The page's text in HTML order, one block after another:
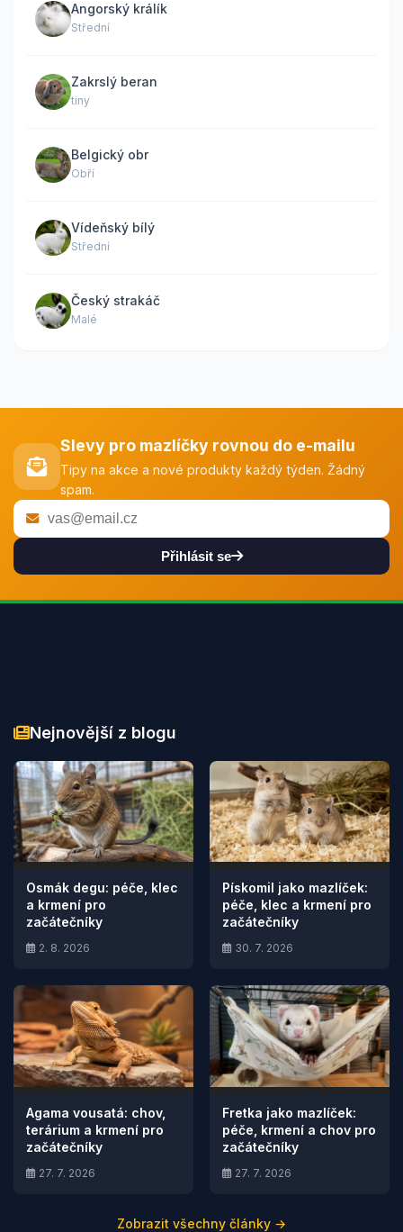
Angorský králík
Střední
Zakrslý beran
tiny
Belgický obr
Obří
Vídeňský bílý
Střední
Český strakáč
Malé
Slevy pro mazlíčky rovnou do e-mailu
Tipy na akce a nové produkty každý týden. Žádný
spam.
Přihlásit se
Nejnovější z blogu
Osmák degu: péče, klec
a krmení pro
začátečníky
2. 8. 2026
Pískomil jako mazlíček:
péče, klec a krmení pro
začátečníky
30. 7. 2026
Agama vousatá: chov,
terárium a krmení pro
začátečníky
27. 7. 2026
Fretka jako mazlíček:
péče, krmení a chov pro
začátečníky
27. 7. 2026
Zobrazit všechny články →